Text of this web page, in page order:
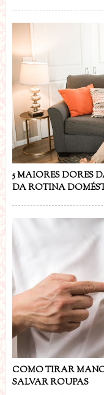
5 MAIORES DORES
DA ROTINA
COMO TIRAR
SALVAR ROUPAS